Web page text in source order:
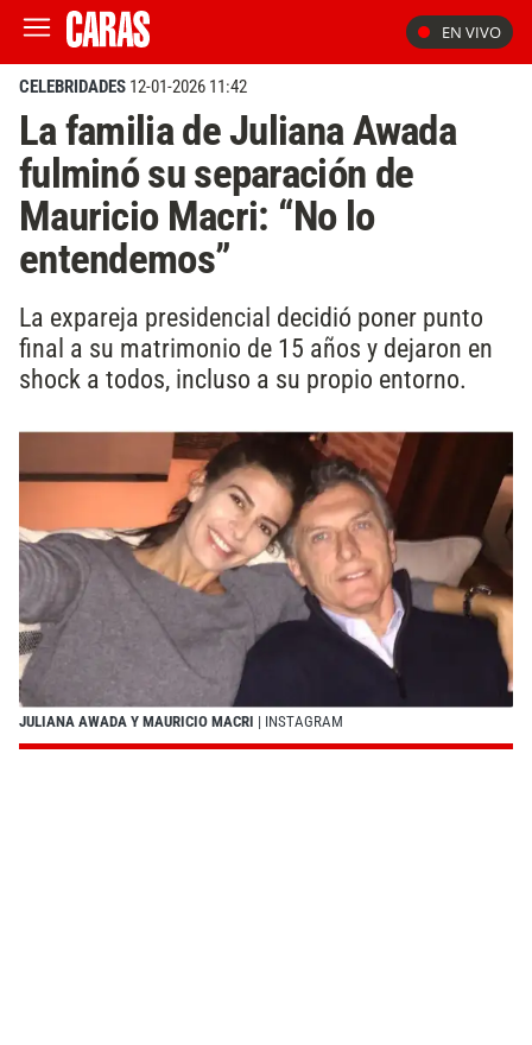
EN VIVO
CELEBRIDADES 12-01-2026 11:42
La familia de Juliana Awada
fulminó su separación de
Mauricio Macri: “No lo
entendemos”
La expareja presidencial decidió poner punto
final a su matrimonio de 15 años y dejaron en
shock a todos, incluso a su propio entorno.
JULIANA AWADA Y MAURICIO MACRI | INSTAGRAM